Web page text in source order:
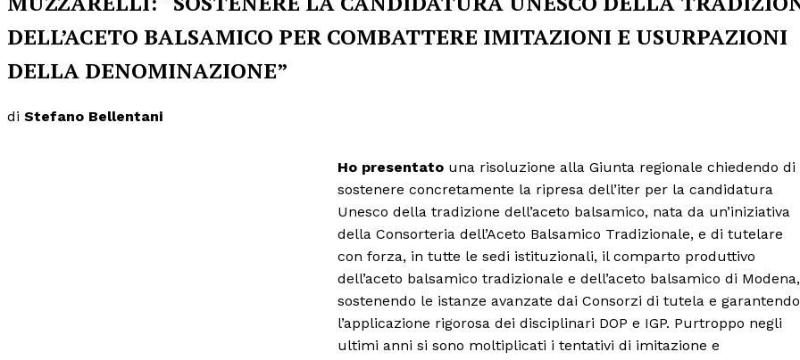
DELL’ACETO BALSAMICO PER COMBATTERE IMITAZIONI E USURPAZIONI
DELLA DENOMINAZIONE”
di Stefano Bellentani
Ho presentato una risoluzione alla Giunta regionale chiedendo di
sostenere concretamente la ripresa dell’iter per la candidatura
Unesco della tradizione dell’aceto balsamico, nata da un’iniziativa
della Consorteria dell’Aceto Balsamico Tradizionale, e di tutelare
con forza, in tutte le sedi istituzionali, il comparto produttivo
dell’aceto balsamico tradizionale e dell’aceto balsamico di Modena,
sostenendo le istanze avanzate dai Consorzi di tutela e garantendo
l’applicazione rigorosa dei disciplinari DOP e IGP. Purtroppo negli
ultimi anni si sono moltiplicati i tentativi di imitazione e